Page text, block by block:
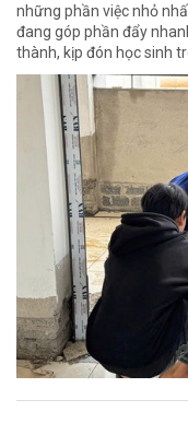
những phần việc nhỏ
đang góp phần đẩy
thành, kịp đón học sinh